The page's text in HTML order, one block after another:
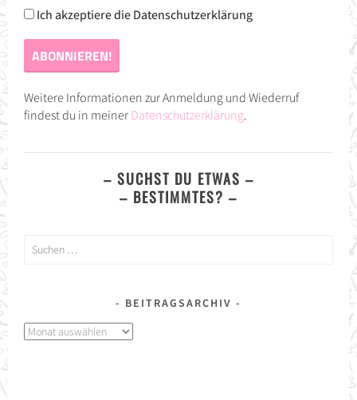
Ich akzeptiere die Datenschutzerklärung
Weitere Informationen zur Anmeldung und Wiederruf
findest du in meiner Datenschutzerklärung.
– SUCHST DU ETWAS –
– BESTIMMTES? –
Suchen
BEITRAGSARCHIV
Beitragsarchiv